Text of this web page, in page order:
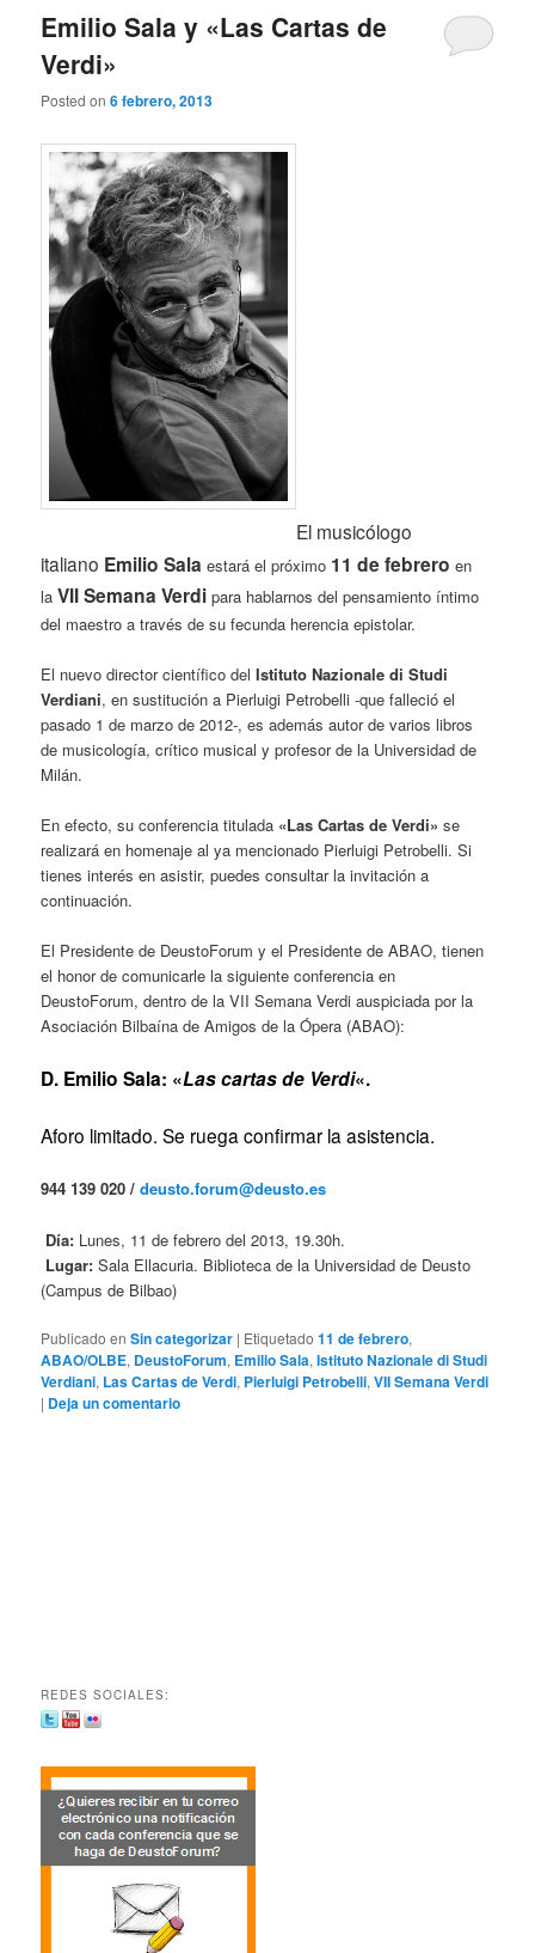
Emilio Sala y «Las Cartas de
Verdi»
Posted on6 febrero, 2013
El musicólogo
italiano Emilio Salaestará el próximo 11 de febreroen
laVII Semana Verdipara hablarnos del pensamiento íntimo
del maestro a través de su fecunda herencia epistolar.
El nuevo director científico delIstituto Nazionale di Studi
Verdiani, en sustitución a Pierluigi Petrobelli -que falleció el
pasado 1 de marzo de 2012-, es además autor de varios libros
de musicología, crítico musical y profesor de la Universidad de
Milán.
En efecto, su conferencia titulada «Las Cartas de Verdi» se
realizará en homenaje al ya mencionado Pierluigi Petrobelli. Si
tienes interés en asistir, puedes consultar la invitación a
continuación.
El Presidente de DeustoForum y el Presidente de ABAO, tienen
el honor de comunicarle la siguiente conferencia en
DeustoForum, dentro de la VII Semana Verdi auspiciada por la
Asociación Bilbaína de Amigos de la Ópera (ABAO):
D. Emilio Sala: «Las cartas de Verdi«.
Aforo limitado. Se ruega confirmar la asistencia.
944 139 020 /deusto.forum@deusto.es
Día: Lunes, 11 de febrero del 2013, 19.30h.
Lugar: Sala Ellacuria. Biblioteca de la Universidad de Deusto
(Campus de Bilbao)
Publicado en Sin categorizar | Etiquetado 11 de febrero,
ABAO/OLBE, DeustoForum, Emilio Sala,Istituto Nazionale di Studi
Verdiani, Las Cartas de Verdi, Pierluigi Petrobelli,VII Semana Verdi
| Deja un comentario
REDES SOCIALES: